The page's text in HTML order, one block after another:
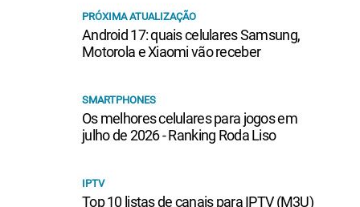
PRÓXIMA ATUALIZAÇÃO
Android 17: quais celulares Samsung,
Motorola e Xiaomi vão receber
SMARTPHONES
Os melhores celulares para jogos em
julho de 2026 - Ranking Roda Liso
IPTV
Top 10 listas de canais para IPTV (M3U)